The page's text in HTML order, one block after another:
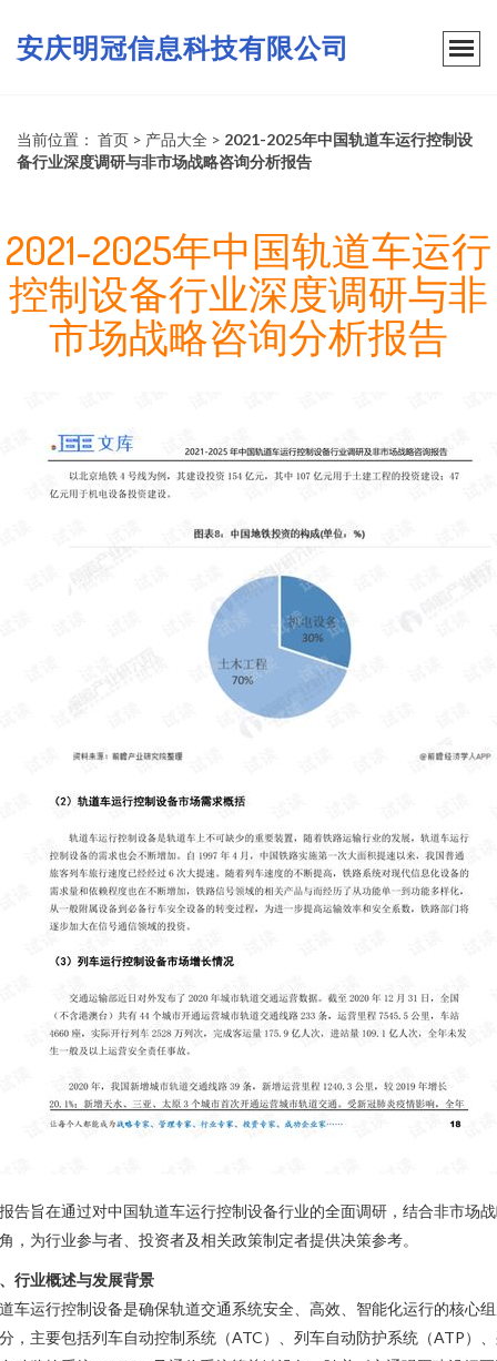
安庆明冠信息科技有限公司
当前位置： 首页 > 产品大全 > 2021-2025年中国轨道车运行控制设
备行业深度调研与非市场战略咨询分析报告
2021-2025年中国轨道车运行
控制设备行业深度调研与非
市场战略咨询分析报告
告旨在通过对中国轨道车运行控制设备行业的全面调研，结合非市场
，为行业参与者、投资者及相关政策制定者提供决策参考。
行业概述与发展背景
车运行控制设备是确保轨道交通系统安全、高效、智能化运行的核心
，主要包括列车自动控制系统（ATC）、列车自动防护系统（ATP）